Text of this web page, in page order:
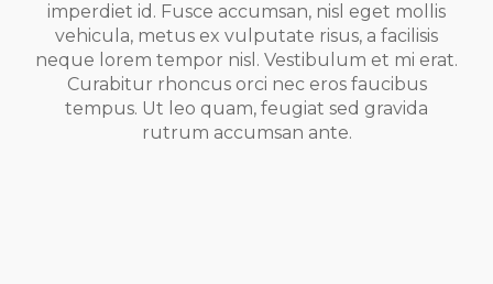
imperdiet id. Fusce accumsan, nisl eget mollis
vehicula, metus ex vulputate risus, a facilisis
neque lorem tempor nisl. Vestibulum et mi erat.
Curabitur rhoncus orci nec eros faucibus
tempus. Ut leo quam, feugiat sed gravida
rutrum accumsan ante.